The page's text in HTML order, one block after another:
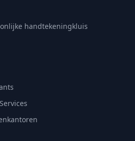
handtekeningkluis